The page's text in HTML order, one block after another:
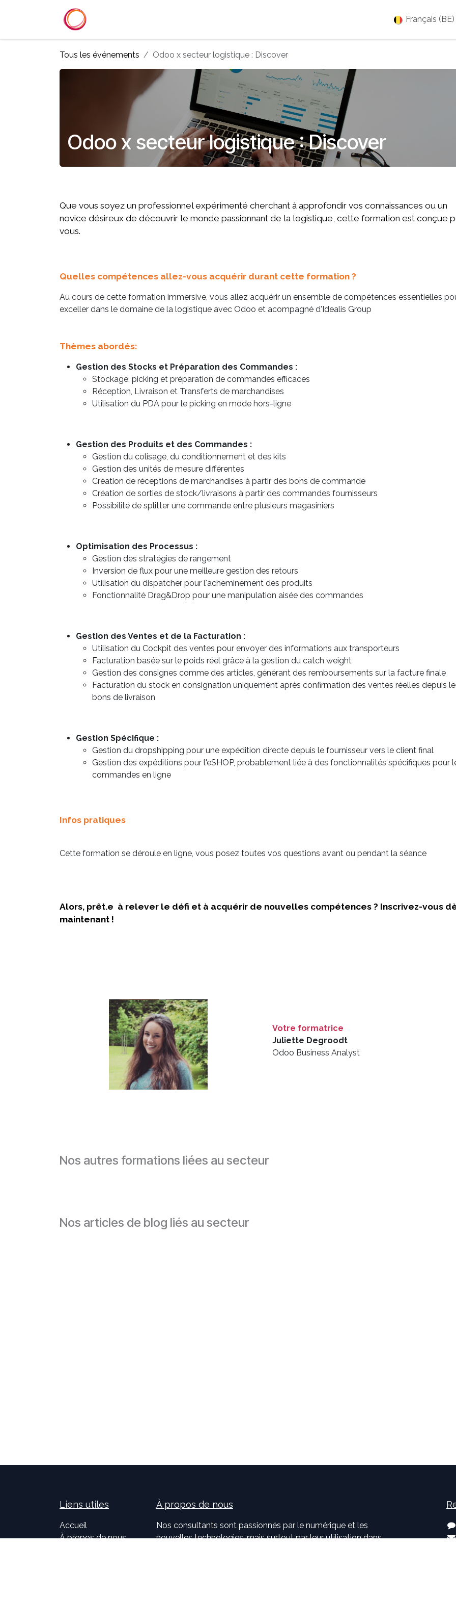
Français (BE)
Tous les événements Odoo x secteur logistique : Discover
Odoo x secteur logistique : Discover
​Que vous soyez un professionnel expérimenté cherchant à approfondir vos connaissances ou un
novice désireux de découvrir le monde passionnant de la logistique, cette formation est conçue
vous.
Quelles compétences allez-vous acquérir durant cette formation ?
Au cours de cette formation immersive, vous allez acquérir un ensemble de compétences essentielles
exceller dans le domaine de la logistique avec Odoo et acompagné d'Idealis Group
Thèmes abordés:
Gestion des Stocks et Préparation des Commandes :
Stockage, picking et préparation de commandes efficaces
Réception, Livraison et Transferts de marchandises
Utilisation du PDA pour le picking en mode hors-ligne
Gestion des Produits et des Commandes :
Gestion du colisage, du conditionnement et des kits
Gestion des unités de mesure différentes
Création de réceptions de marchandises à partir des bons de commande
Création de sorties de stock/livraisons à partir des commandes fournisseurs
Possibilité de splitter une commande entre plusieurs magasiniers
Optimisation des Processus :
Gestion des stratégies de rangement
Inversion de flux pour une meilleure gestion des retours
Utilisation du dispatcher pour l'acheminement des produits
Fonctionnalité Drag&Drop pour une manipulation aisée des commandes
Gestion des Ventes et de la Facturation :
Utilisation du Cockpit des ventes pour envoyer des informations aux transporteurs
Facturation basée sur le poids réel grâce à la gestion du catch weight
Gestion des consignes comme des articles, générant des remboursements sur la facture finale
Facturation du stock en consignation uniquement après confirmation des ventes réelles depuis
bons de livraison
Gestion Spécifique :
Gestion du dropshipping pour une expédition directe depuis le fournisseur vers le client final
Gestion des expéditions pour l'eSHOP, probablement liée à des fonctionnalités spécifiques pour
commandes en ligne
Infos pratiques
Cette formation se déroule en ligne, vous posez toutes vos questions avant ou pendant la séance
Alors, prêt.e à relever le défi et à acquérir de nouvelles compétences ? Inscrivez-vous
maintenant !
Votre formatrice
Juliette Degroodt
Odoo Business Analyst
Nos autres formations liées au secteur
Nos articles de blog liés au secteur
Liens utiles
Accueil
À propos de nous
À propos de nous
Nos consultants sont passionnés par le numérique et les
nouvelles technologies, mais surtout par leur utilisation dans